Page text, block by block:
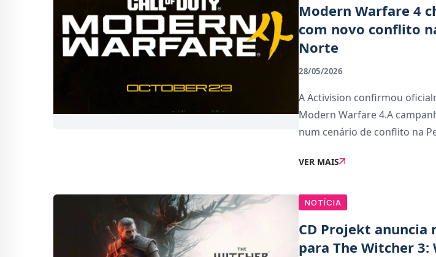
Modern Warfare 4
com novo conflito
Norte
28/05/2026
A Activision confirmou
Modern Warfare 4.A
num cenário de conflito na
global, com uma narrativa a
VER MAIS
NOTÍCIA
CD Projekt anuncia
para The Witcher 3: